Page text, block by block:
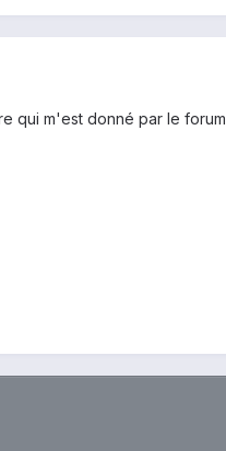
qui m'est donné par le forum